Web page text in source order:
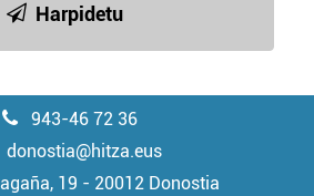
Harpidetu
943-46 72 36
donostia@hitza.eus
19 - 20012 Donostia